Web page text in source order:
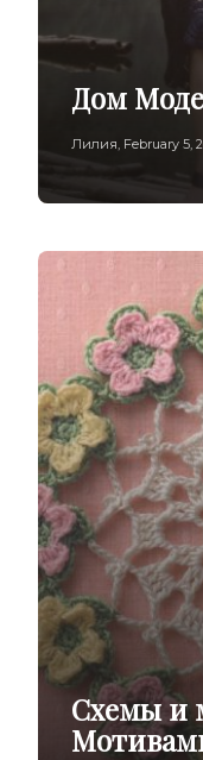
Дом
Лилия, February 5,
Схемы и